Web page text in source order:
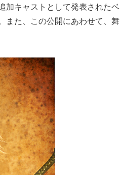
加キャストとして発表されたベ
また、この公開にあわせて、舞